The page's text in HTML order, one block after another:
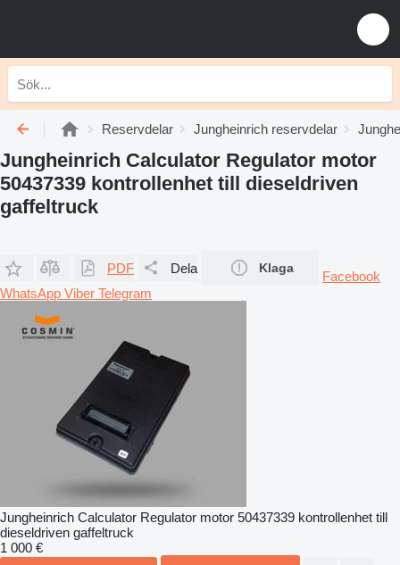
Reservdelar Jungheinrich reservdelar
Jungheinrich Calculator Regulator motor
50437339 kontrollenhet till dieseldriven
gaffeltruck
PDF Dela Klaga
Facebook
WhatsApp Viber Telegram
Jungheinrich Calculator Regulator motor 50437339 kontrollenhet till
dieseldriven gaffeltruck
1 000 €